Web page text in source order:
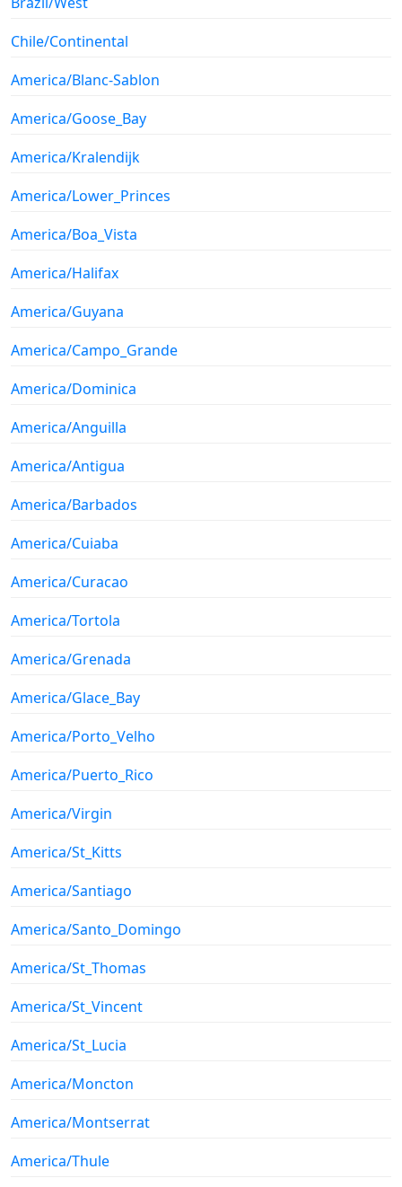
Chile/Continental
America/Blanc-Sablon
America/Goose_Bay
America/Kralendijk
America/Lower_Princes
America/Boa_Vista
America/Halifax
America/Guyana
America/Campo_Grande
America/Dominica
America/Anguilla
America/Antigua
America/Barbados
America/Cuiaba
America/Curacao
America/Tortola
America/Grenada
America/Glace_Bay
America/Porto_Velho
America/Puerto_Rico
America/Virgin
America/St_Kitts
America/Santiago
America/Santo_Domingo
America/St_Thomas
America/St_Vincent
America/St_Lucia
America/Moncton
America/Montserrat
America/Thule